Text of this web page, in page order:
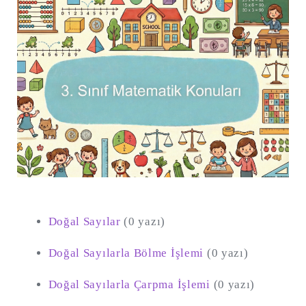
için
arama
Doğal Sayılar (0 yazı)
Doğal Sayılarla Bölme İşlemi (0 yazı)
Doğal Sayılarla Çarpma İşlemi (0 yazı)